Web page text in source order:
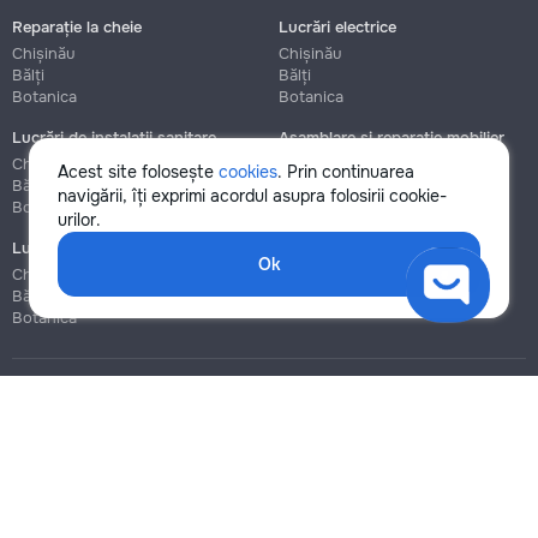
Acest site folosește cookies. Prin continuarea
navigării, îți exprimi acordul asupra folosirii cookie-
urilor.
Ok
Reparație la cheie
Chișinău
Bălți
Botanica
Lucrări electrice
Chișinău
Bălți
Botanica
Lucrări de instalații sanitare
Chișinău
Bălți
Botanica
Asamblare și reparație mobilier
Chișinău
Botanica
Lucrări de construcție și instalare
Chișinău
Bălți
Botanica